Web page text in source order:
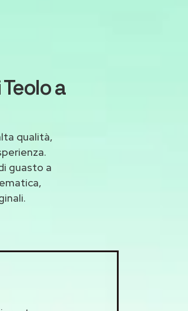
a
qualità,
guasto a